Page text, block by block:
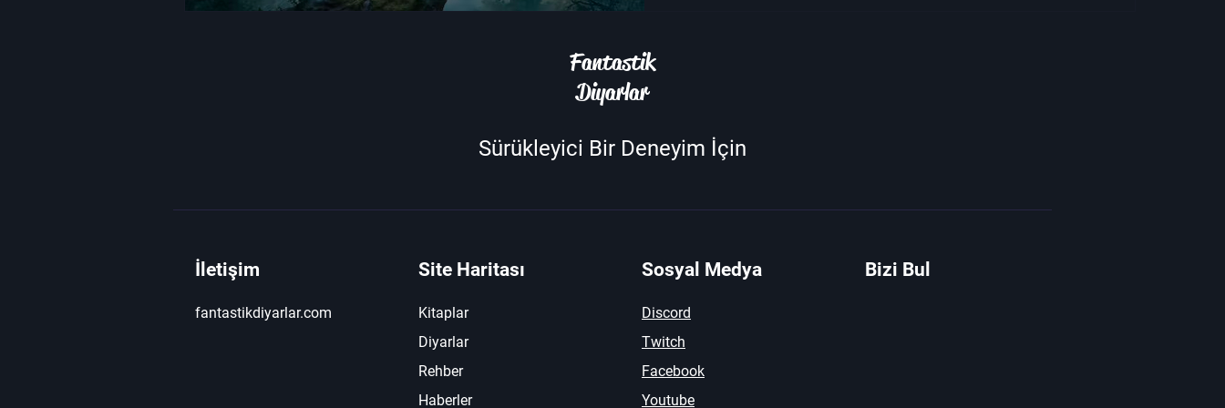
Fantastik
Diyarlar
Sürükleyici Bir Deneyim İçin
İletişim
fantastikdiyarlar.com
Site Haritası
Kitaplar
Diyarlar
Rehber
Haberler
Sosyal Medya
Discord
Twitch
Facebook
Youtube
Bizi Bul